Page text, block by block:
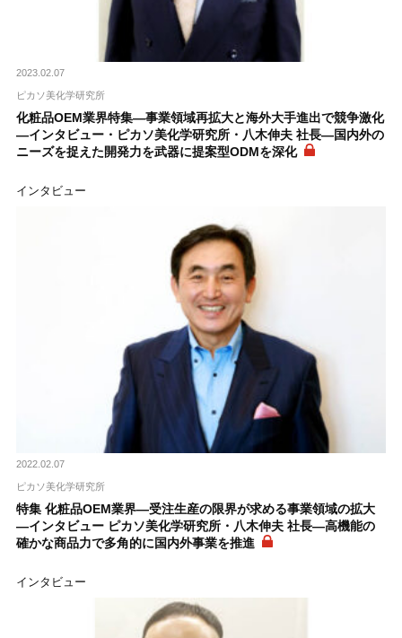
2023.02.07
ピカソ美化学研究所
化粧品OEM業界特集―事業領域再拡大と海外大手進出で競争激化
―インタビュー・ピカソ美化学研究所・八木伸夫 社長―国内外の
ニーズを捉えた開発力を武器に提案型ODMを深化
インタビュー
2022.02.07
ピカソ美化学研究所
特集 化粧品OEM業界―受注生産の限界が求める事業領域の拡大
―インタビュー ピカソ美化学研究所・八木伸夫 社長―高機能の
確かな商品力で多角的に国内外事業を推進
インタビュー